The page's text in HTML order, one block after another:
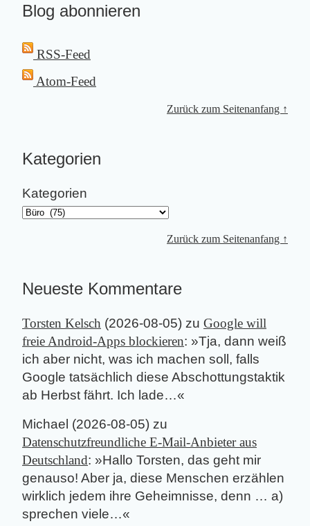
Blog abonnieren
RSS-Feed
Atom-Feed
Zurück zum Seitenanfang ↑
Kategorien
Kategorien
Zurück zum Seitenanfang ↑
Neueste Kommentare
Torsten Kelsch (2026-08-05) zu Google will
freie Android-Apps blockieren: »Tja, dann weiß
ich aber nicht, was ich machen soll, falls
Google tatsächlich diese Abschottungstaktik
ab Herbst fährt. Ich lade…«
Michael (2026-08-05) zu
Datenschutzfreundliche E-Mail-Anbieter aus
Deutschland: »Hallo Torsten, das geht mir
genauso! Aber ja, diese Menschen erzählen
wirklich jedem ihre Geheimnisse, denn … a)
sprechen viele…«